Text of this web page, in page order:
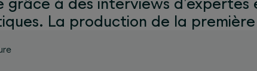
grâce à des interviews
La production de la